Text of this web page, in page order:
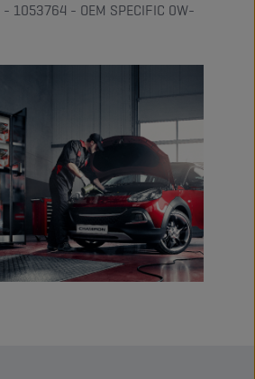
- 1053764 - OEM SPECIFIC 0W-